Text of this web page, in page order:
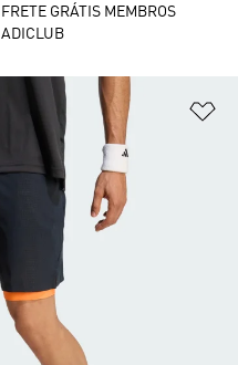
FRETE GRÁTIS MEMBROS
ADICLUB